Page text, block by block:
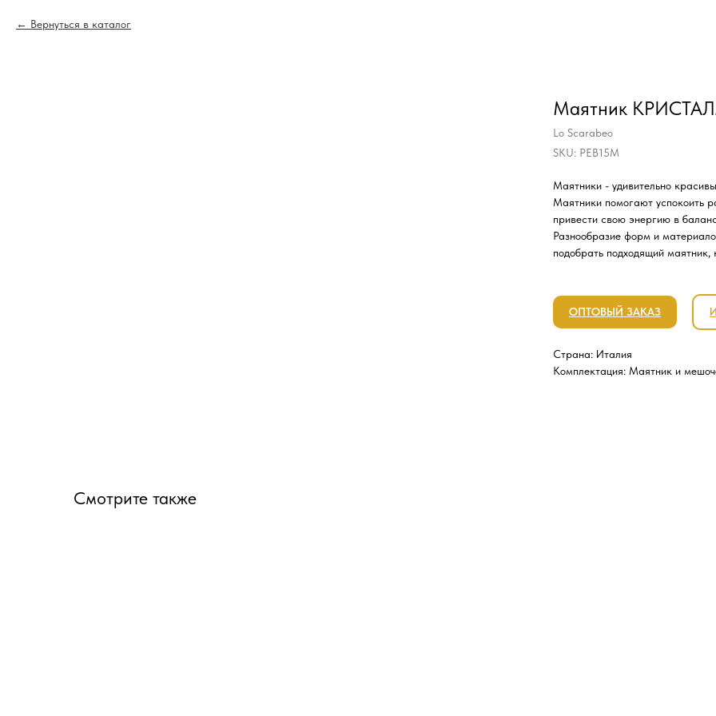
Вернуться в каталог
Маятник
Lo Scarabeo
SKU: PEB15M
Маятники - удивительно
Маятники помогают успокоить
привести свою энергию в
Разнообразие форм и
подобрать подходящий
ОПТОВЫЙ ЗАКАЗ
Страна: Италия
Комплектация: Маятник и
Смотрите также